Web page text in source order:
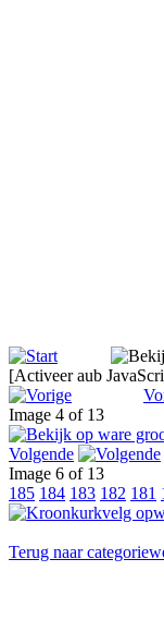
[Activeer aub
Image 4 of 13
Volgende
Image 6 of 13
185 184 183 182 181
Terug naar